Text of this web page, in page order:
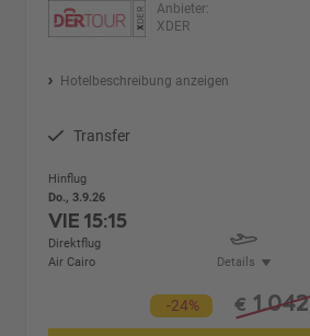
Anbieter:
XDER
Hotelbeschreibung anzeigen
Transfer
Hinflug
Do., 3.9.26
VIE15:15
Direktflug
Air Cairo
Details
-24% €